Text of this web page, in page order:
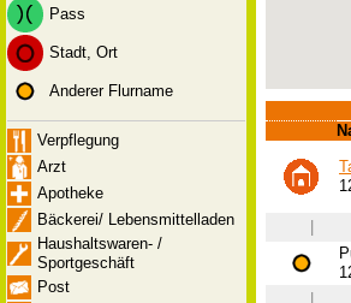
Pass
Stadt, Ort
Anderer Flurname
Verpflegung
Arzt
Apotheke
Bäckerei/ Lebensmittelladen
Haushaltswaren- /
Sportgeschäft
Post